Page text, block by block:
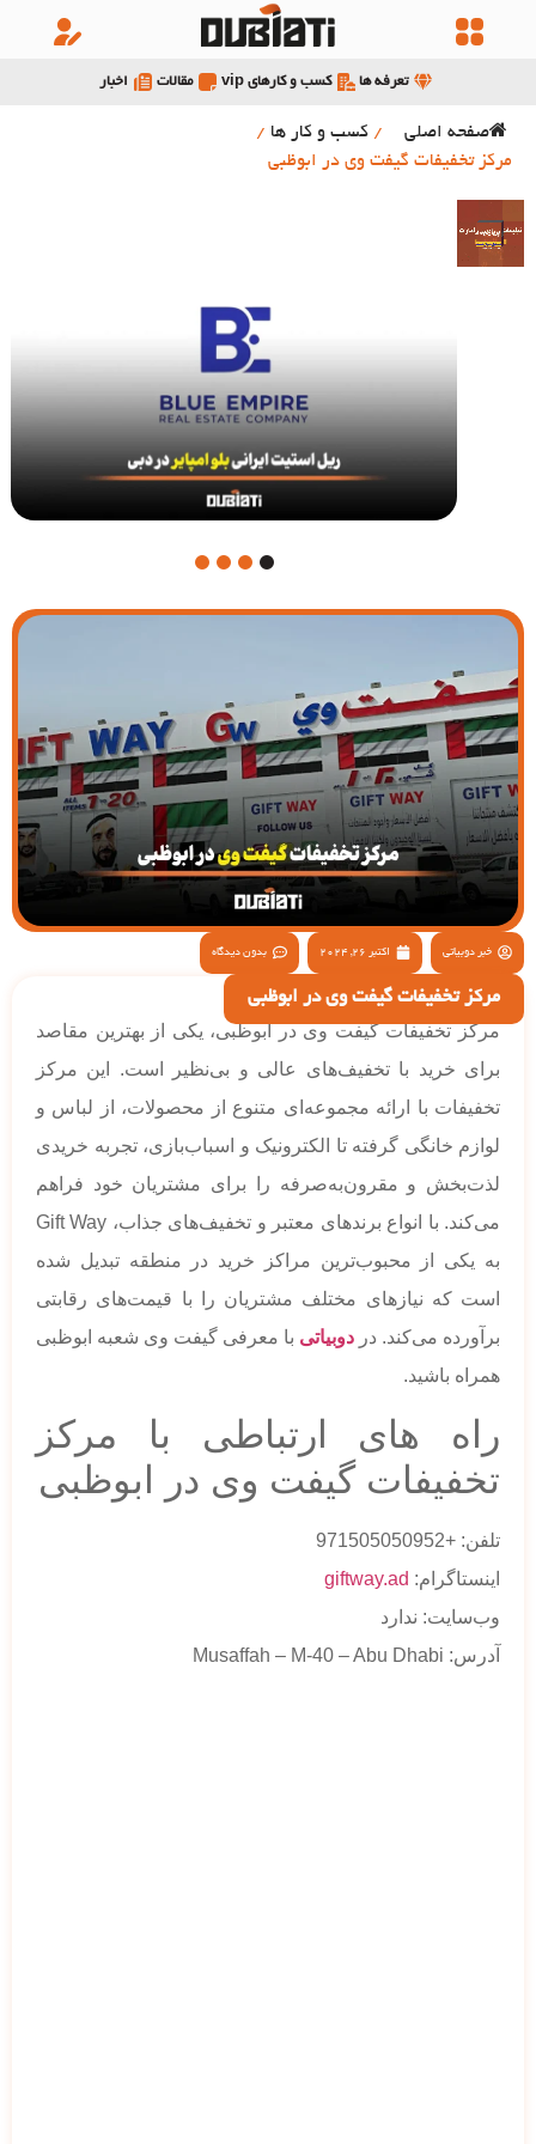
تعرفه ها کسب و کارهای vip مقالات اخبار
صفحه اصلی / کسب و کار ها /
مرکز تخفیفات گیفت وی در ابوظبی
خبر دوبیاتی اکتبر 26, 2024 بدون دیدگاه
مرکز تخفیفات گیفت وی در ابوظبی
مرکز تخفیفات گیفت وی در ابوظبی، یکی از بهترین مقاصد
برای خرید با تخفیف‌های عالی و بی‌نظیر است. این مرکز
تخفیفات با ارائه مجموعه‌ای متنوع از محصولات، از لباس و
لوازم خانگی گرفته تا الکترونیک و اسباب‌بازی، تجربه خریدی
لذت‌بخش و مقرون‌به‌صرفه را برای مشتریان خود فراهم
می‌کند. با انواع برندهای معتبر و تخفیف‌های جذاب، Gift Way
به یکی از محبوب‌ترین مراکز خرید در منطقه تبدیل شده
است که نیازهای مختلف مشتریان را با قیمت‌های رقابتی
برآورده می‌کند. در دوبیاتی با معرفی گیفت وی شعبه ابوظبی
همراه باشید.
راه های ارتباطی با مرکز
تخفیفات گیفت وی در ابوظبی
تلفن: +971505050952
اینستاگرام: giftway.ad
وب‌سایت: ندارد
آدرس: Musaffah – M-40 – Abu Dhabi
1